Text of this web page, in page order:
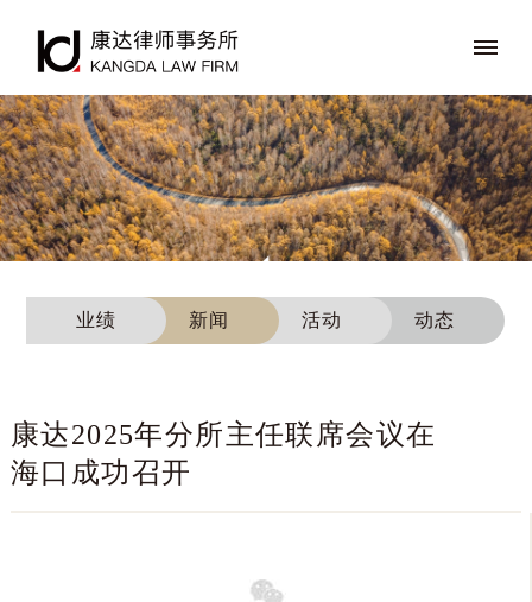
业绩 新闻 活动 动态
康达2025年分所主任联席会议在
海口成功召开